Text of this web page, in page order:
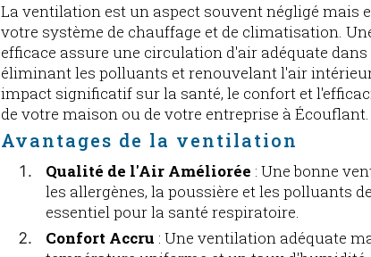
La ventilation est un aspect souvent négligé mais
votre système de chauffage et de climatisation.
efficace assure une circulation d'air adéquate dans
éliminant les polluants et renouvelant l'air
impact significatif sur la santé, le confort et
de votre maison ou de votre entreprise à Écouflant.
Avantages de la ventilation
Qualité de l'Air Améliorée : Une bonne
les allergènes, la poussière et les polluants
essentiel pour la santé respiratoire.
Confort Accru : Une ventilation adéquate